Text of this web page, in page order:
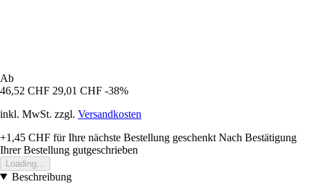
Ab
46,52 CHF 29,01 CHF -38%
inkl. MwSt. zzgl. Versandkosten
+1,45 CHF für Ihre nächste Bestellung geschenkt Nach Bestätigung
Ihrer Bestellung gutgeschrieben
Loading...
Beschreibung